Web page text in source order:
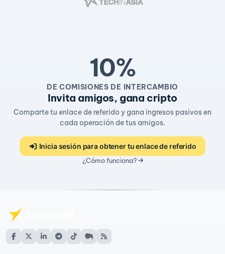
10%
DE COMISIONES DE INTERCAMBIO
Invita amigos, gana cripto
Comparte tu enlace de referido y gana ingresos pasivos en
cada operación de tus amigos.
Inicia sesión para obtener tu enlace de referido
¿Cómo funciona?